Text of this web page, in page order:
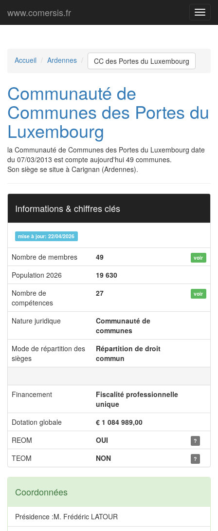
Menu
www.comersis.fr
Accueil Ardennes CC des Portes du Luxembourg
Communauté de
Communes des Portes du
Luxembourg
la Communauté de Communes des Portes du Luxembourg date
du 07/03/2013 est compte aujourd'hui 49 communes.
Son siège se situe à Carignan (Ardennes).
Informations & chiffres clés
mise à jour: 22/04/2026
Nombre de membres 49 voir
Population 2026
19 630
Nombre de
compétences
27 voir
Nature juridique
Communauté de
communes
Mode de répartition des
sièges
Répartition de droit
commun
Financement
Fiscalité professionnelle
unique
Dotation globale
€ 1 084 989,00
REOM
OUI ?
TEOM NON ?
Coordonnées
Présidence :M. Frédéric LATOUR